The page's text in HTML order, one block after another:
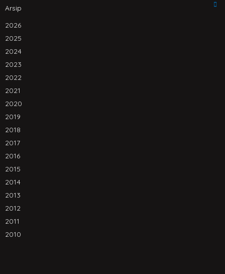
Arsip
2026
2025
2024
2023
2022
2021
2020
2019
2018
2017
2016
2015
2014
2013
2012
2011
2010